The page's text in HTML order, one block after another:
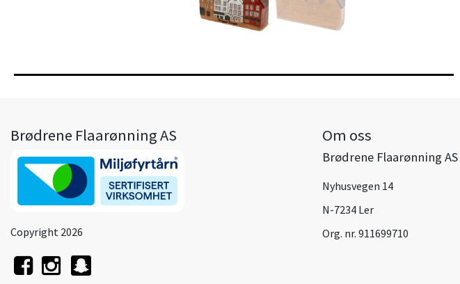
Brødrene Flaarønning AS
Copyright 2026
Om oss
Brødrene Flaarønning AS
Nyhusvegen 14
N-7234 Ler
Org. nr. 911699710